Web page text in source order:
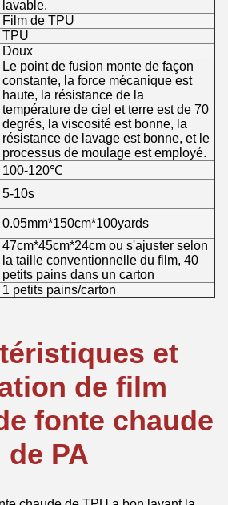
lavable.
Film de TPU
TPU
Doux
Le point de fusion monte de façon
constante, la force mécanique est
haute, la résistance de la
température de ciel et terre est de 70
degrés, la viscosité est bonne, la
résistance de lavage est bonne, et le
processus de moulage est employé.
100-120℃
5-10s
0.05mm*150cm*100yards
47cm*45cm*24cm ou s'ajuster selon
la taille conventionnelle du film, 40
petits pains dans un carton
1 petits pains/carton
et
de film
fonte chaude
de PA